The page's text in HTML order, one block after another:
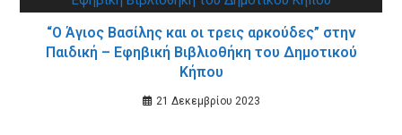
“Ο Άγιος Βασίλης και οι τρεις αρκούδες” στην
Παιδική – Εφηβική Βιβλιοθήκη του Δημοτικού
Κήπου
21 Δεκεμβρίου 2023